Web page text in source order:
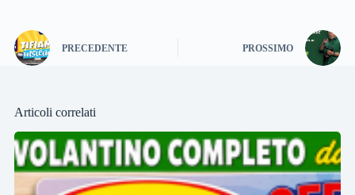
PRECEDENTE PROSSIMO
Articoli correlati